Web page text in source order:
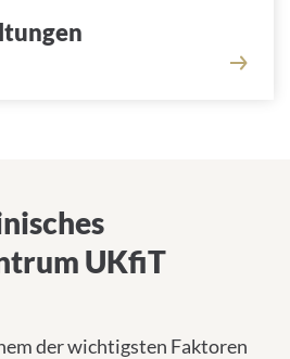
UKfiT
der wichtigsten Faktoren